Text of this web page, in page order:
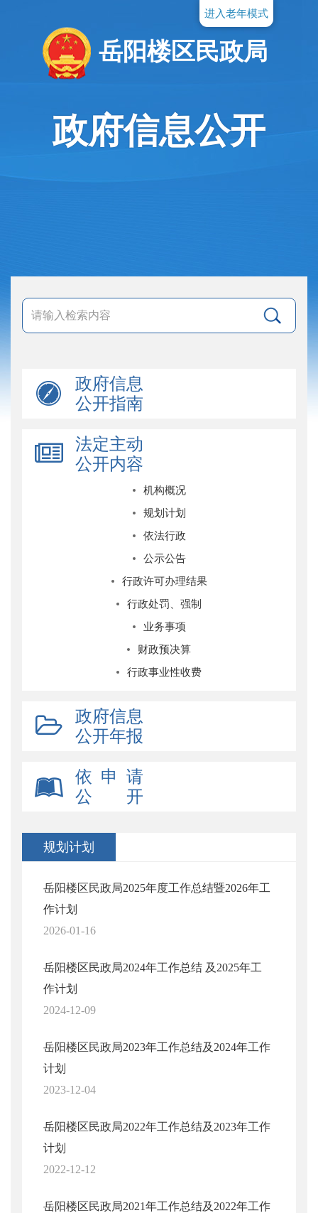
进入老年模式
岳阳楼区民政局
政府信息公开
政府信息
公开指南
法定主动
公开内容
机构概况
规划计划
依法行政
公示公告
行政许可办理结果
行政处罚、强制
业务事项
财政预决算
行政事业性收费
政府信息
公开年报
依 申 请
公 开
规划计划
岳阳楼区民政局2025年度工作总结暨2026年工
作计划
2026-01-16
岳阳楼区民政局2024年工作总结 及2025年工
作计划
2024-12-09
岳阳楼区民政局2023年工作总结及2024年工作
计划
2023-12-04
岳阳楼区民政局2022年工作总结及2023年工作
计划
2022-12-12
岳阳楼区民政局2021年工作总结及2022年工作